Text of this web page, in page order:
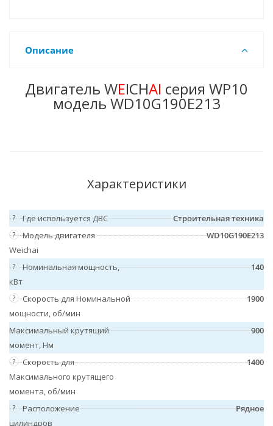
Описание
Двигатель WEICHAI серия WP10
модель WD10G190E213
Характеристики
? Где используется ДВС Строительная техника
?
Модель двигателя
Weichai
WD10G190E213
?
Номинальная мощность,
кВт
140
?
Скорость для Номинальной
мощности, об/мин
1900
Максимальный крутящий
момент, Нм
900
?
Скорость для
Максимального крутящего
момента, об/мин
1400
?
Расположение
цилиндров
Рядное